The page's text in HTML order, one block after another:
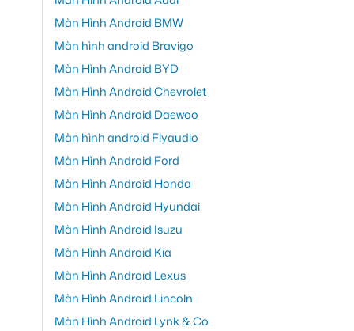
Màn Hình Android BMW
Màn hình android Bravigo
Màn Hình Android BYD
Màn Hình Android Chevrolet
Màn Hình Android Daewoo
Màn hình android Flyaudio
Màn Hình Android Ford
Màn Hình Android Honda
Màn Hình Android Hyundai
Màn Hình Android Isuzu
Màn Hình Android Kia
Màn Hình Android Lexus
Màn Hình Android Lincoln
Màn Hình Android Lynk & Co